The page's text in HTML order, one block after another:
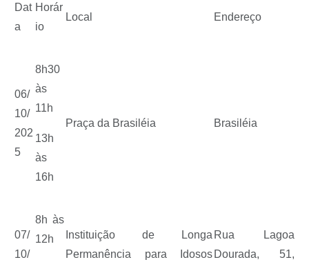
Dat
a
Horár
io
Local Endereço
06/
10/
202
5
8h30
às
11h
13h
às
16h
Praça da Brasiléia Brasiléia
07/
10/
8h às
12h
Instituição de Longa
Permanência para Idosos
Rua Lagoa
Dourada, 51,